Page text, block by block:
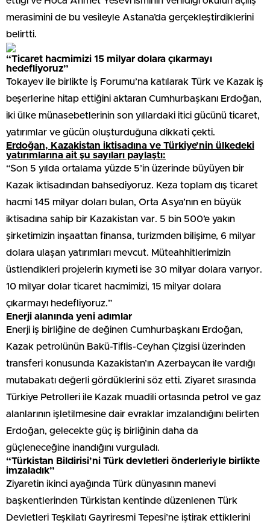
merasimini de bu vesileyle Astana’da gerçekleştirdiklerini
belirtti.
“Ticaret hacmimizi 15 milyar dolara çıkarmayı
hedefliyoruz”
Tokayev ile birlikte İş Forumu’na katılarak Türk ve Kazak iş
beşerlerine hitap ettiğini aktaran Cumhurbaşkanı Erdoğan,
iki ülke münasebetlerinin son yıllardaki itici gücünü ticaret,
yatırımlar ve gücün oluşturduğuna dikkati çekti.
Erdoğan, Kazakistan iktisadına ve Türkiye’nin ülkedeki
yatırımlarına ait şu sayıları paylaştı:
“Son 5 yılda ortalama yüzde 5’in üzerinde büyüyen bir
Kazak iktisadından bahsediyoruz. Keza toplam dış ticaret
hacmi 145 milyar doları bulan, Orta Asya’nın en büyük
iktisadına sahip bir Kazakistan var. 5 bin 500’e yakın
şirketimizin inşaattan finansa, turizmden bilişime, 6 milyar
dolara ulaşan yatırımları mevcut. Müteahhitlerimizin
üstlendikleri projelerin kıymeti ise 30 milyar dolara varıyor.
10 milyar dolar ticaret hacmimizi, 15 milyar dolara
çıkarmayı hedefliyoruz.”
Enerji alanında yeni adımlar
Enerji iş birliğine de değinen Cumhurbaşkanı Erdoğan,
Kazak petrolünün Bakü-Tiflis-Ceyhan Çizgisi üzerinden
transferi konusunda Kazakistan’ın Azerbaycan ile vardığı
mutabakatı değerli gördüklerini söz etti. Ziyaret sırasında
Türkiye Petrolleri ile Kazak muadili ortasında petrol ve gaz
alanlarının işletilmesine dair evraklar imzalandığını belirten
Erdoğan, gelecekte güç iş birliğinin daha da
güçleneceğine inandığını vurguladı.
“Türkistan Bildirisi’ni Türk devletleri önderleriyle birlikte
imzaladık”
Ziyaretin ikinci ayağında Türk dünyasının manevi
başkentlerinden Türkistan kentinde düzenlenen Türk
Devletleri Teşkilatı Gayriresmi Tepesi’ne iştirak ettiklerini